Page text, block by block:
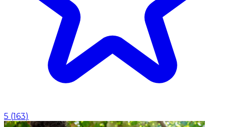
5 (163)